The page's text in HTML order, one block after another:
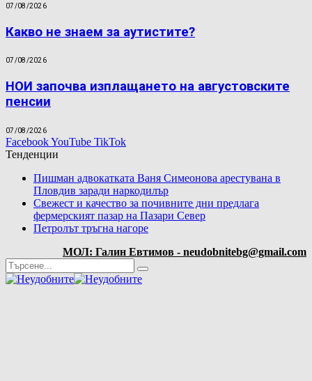
07/08/2026
Какво не знаем за аутистите?
07/08/2026
НОИ започва изплащането на августовските
пенсии
07/08/2026
FacebookYouTube TikTok
Тенденции
Пишман адвокатката Ваня Симеонова арестувана в
Пловдив заради наркодилър
Свежест и качество за почивните дни предлага
фермерският пазар на Пазари Север
Петролът тръгна нагоре
МОЛ: Галин Евтимов - neudobnitebg@gmail.com